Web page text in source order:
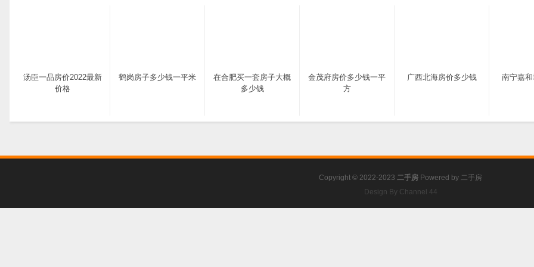
汤臣一品房价2022最新
价格
鹤岗房子多少钱一平米
在合肥买一套房子大概
多少钱
金茂府房价多少钱一平
方
广西北海房价多少钱 南宁嘉
Copyright © 2022-2023 二手房 Powered by 二手房
Design By Channel 44